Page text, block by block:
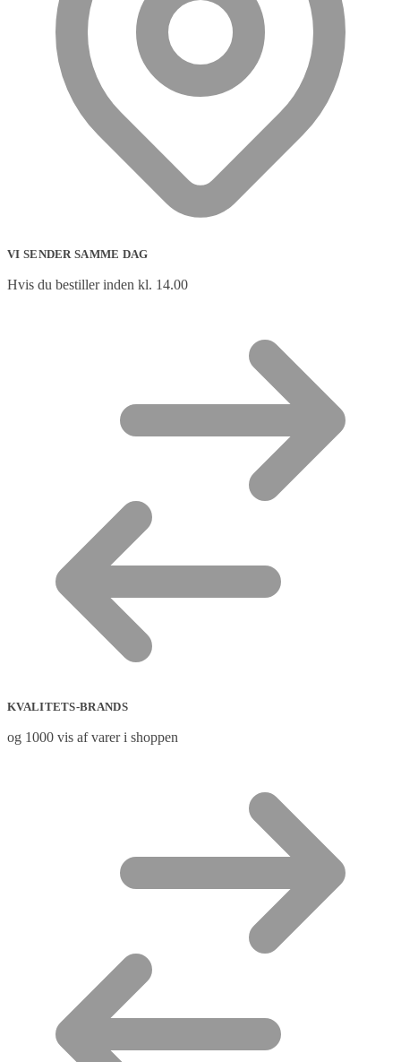
VI SENDER SAMME DAG
Hvis du bestiller inden kl. 14.00
KVALITETS-BRANDS
og 1000 vis af varer i shoppen